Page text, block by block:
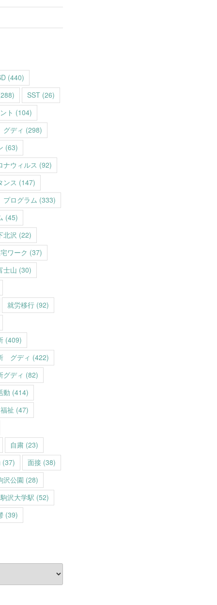
(440)
SST (26)
ト (104)
グディ (298)
(63)
ナウィルス (92)
ンス (147)
プログラム (333)
(45)
北沢 (22)
ワーク (37)
士山 (30)
就労移行 (92)
(409)
グディ (422)
グディ (82)
動 (414)
福祉 (47)
自粛 (23)
(37) 面接 (38)
沢公園 (28)
駒沢大学駅 (52)
(39)